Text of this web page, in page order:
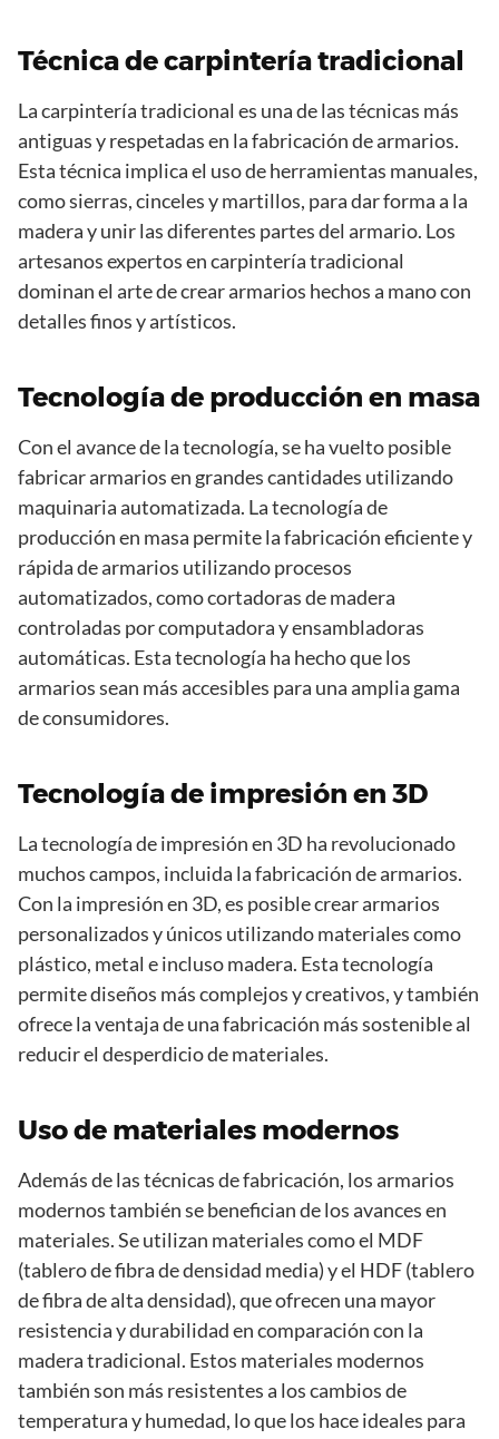
Técnica de carpintería tradicional
La carpintería tradicional es una de las técnicas más
antiguas y respetadas en la fabricación de armarios.
Esta técnica implica el uso de herramientas manuales,
como sierras, cinceles y martillos, para dar forma a la
madera y unir las diferentes partes del armario. Los
artesanos expertos en carpintería tradicional
dominan el arte de crear armarios hechos a mano con
detalles finos y artísticos.
Tecnología de producción en masa
Con el avance de la tecnología, se ha vuelto posible
fabricar armarios en grandes cantidades utilizando
maquinaria automatizada. La tecnología de
producción en masa permite la fabricación eficiente y
rápida de armarios utilizando procesos
automatizados, como cortadoras de madera
controladas por computadora y ensambladoras
automáticas. Esta tecnología ha hecho que los
armarios sean más accesibles para una amplia gama
de consumidores.
Tecnología de impresión en 3D
La tecnología de impresión en 3D ha revolucionado
muchos campos, incluida la fabricación de armarios.
Con la impresión en 3D, es posible crear armarios
personalizados y únicos utilizando materiales como
plástico, metal e incluso madera. Esta tecnología
permite diseños más complejos y creativos, y también
ofrece la ventaja de una fabricación más sostenible al
reducir el desperdicio de materiales.
Uso de materiales modernos
Además de las técnicas de fabricación, los armarios
modernos también se benefician de los avances en
materiales. Se utilizan materiales como el MDF
(tablero de fibra de densidad media) y el HDF (tablero
de fibra de alta densidad), que ofrecen una mayor
resistencia y durabilidad en comparación con la
madera tradicional. Estos materiales modernos
también son más resistentes a los cambios de
temperatura y humedad, lo que los hace ideales para